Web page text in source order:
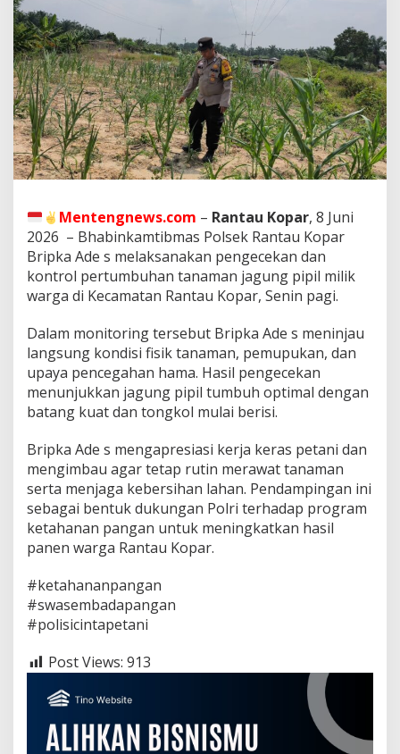
a
s
P
o
l
s
e
k
R
a
t
a
u
K
o
p
r
C
e
k
K
n
r
o
l
e
r
t
m
u
h
n
J
a
u
n
Mentengnews.com – Rantau Kopar, 8 Juni
2026 – Bhabinkamtibmas Polsek Rantau Kopar
Bripka Ade s melaksanakan pengecekan dan
kontrol pertumbuhan tanaman jagung pipil milik
warga di Kecamatan Rantau Kopar, Senin pagi.
Dalam monitoring tersebut Bripka Ade s meninjau
langsung kondisi fisik tanaman, pemupukan, dan
upaya pencegahan hama. Hasil pengecekan
menunjukkan jagung pipil tumbuh optimal dengan
batang kuat dan tongkol mulai berisi.
Bripka Ade s mengapresiasi kerja keras petani dan
mengimbau agar tetap rutin merawat tanaman
serta menjaga kebersihan lahan. Pendampingan ini
sebagai bentuk dukungan Polri terhadap program
ketahanan pangan untuk meningkatkan hasil
panen warga Rantau Kopar.
#ketahananpangan
#swasembadapangan
#polisicintapetani
Post Views: 913